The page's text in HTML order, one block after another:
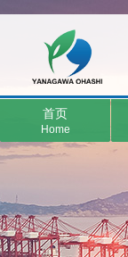
首页
Home